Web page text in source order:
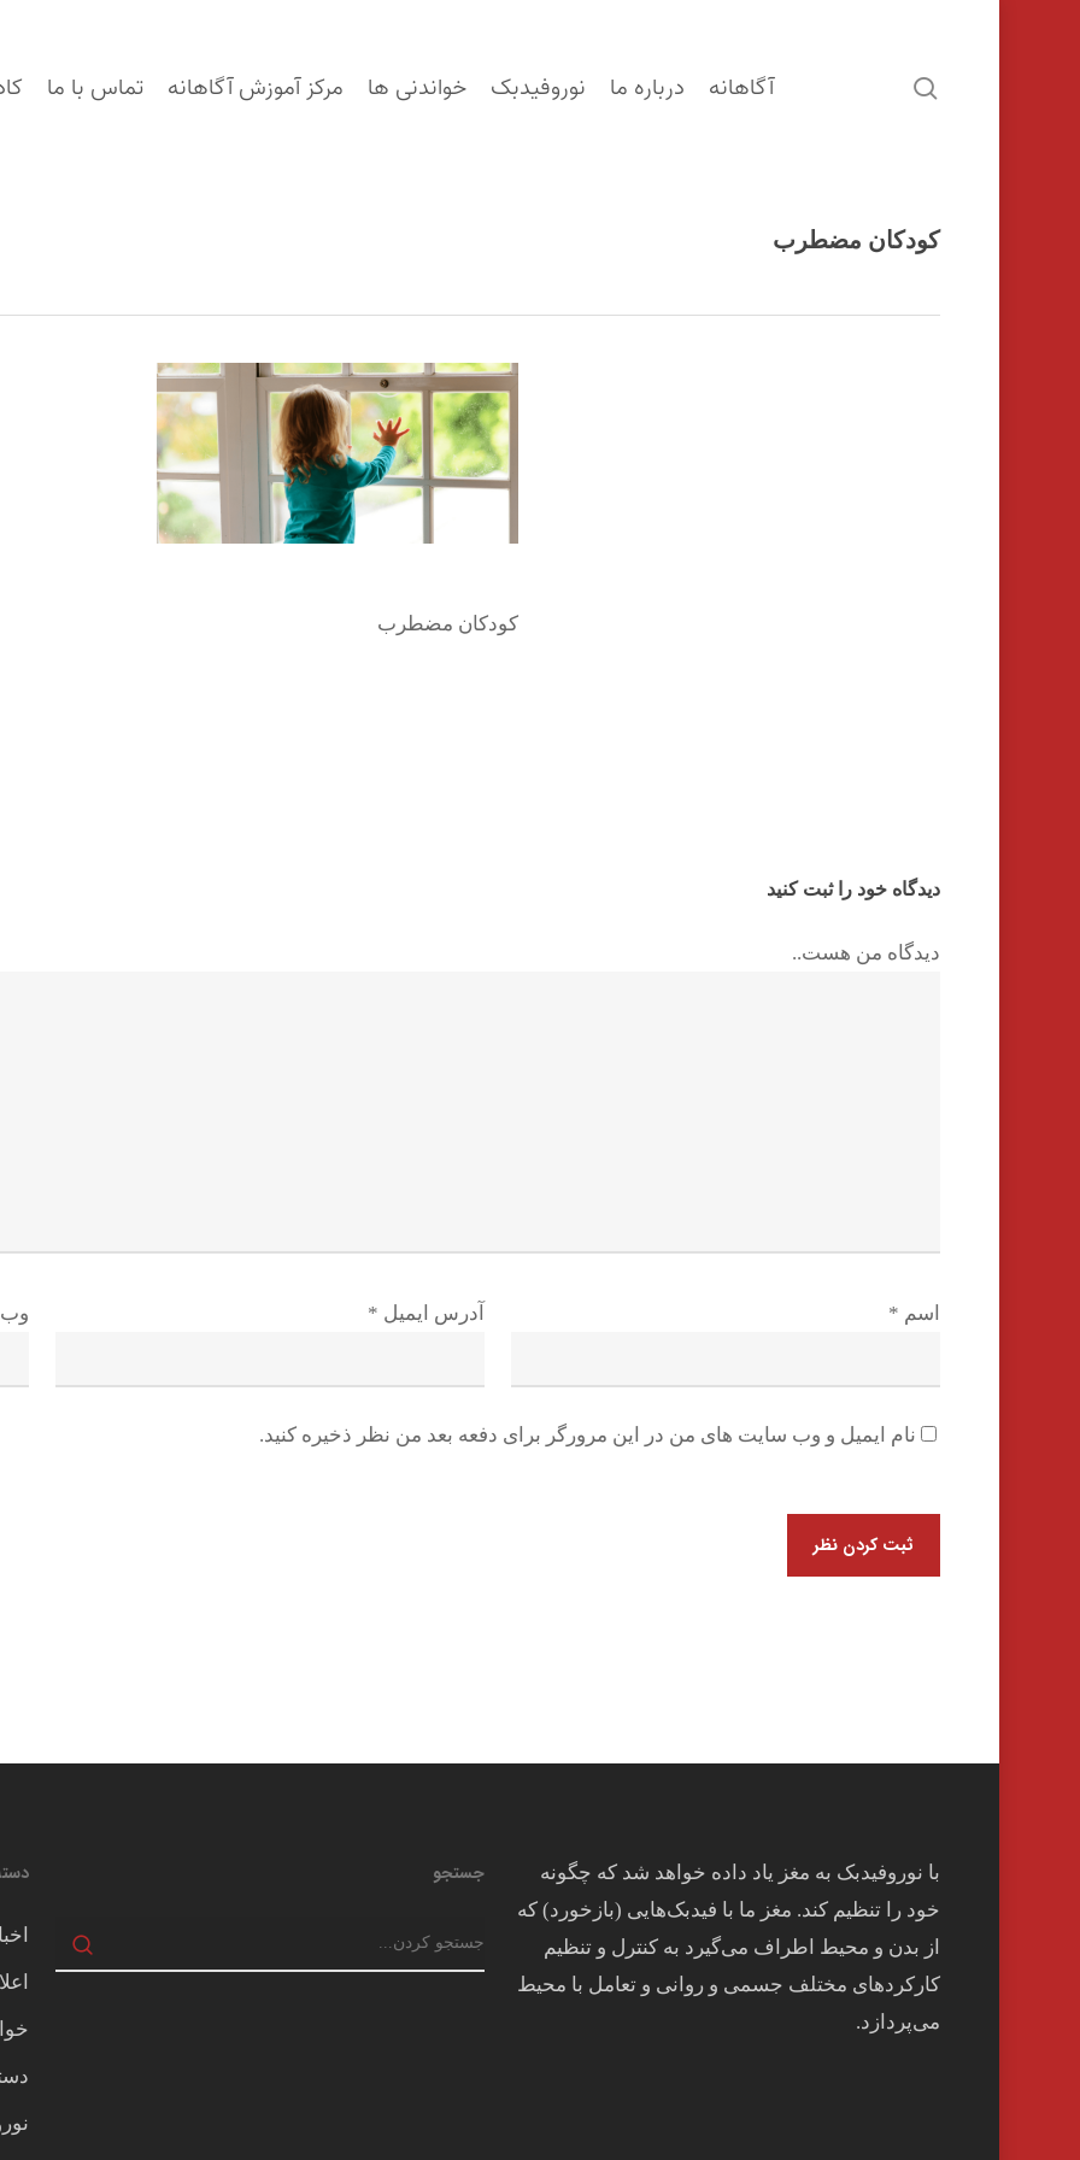
آگاهانه درباره ما نوروفیدبک خواندنی ها مرکز آموزش آگاهانه تماس با ما search
کودکان مضطرب
کودکان مضطرب
دیدگاه خود را ثبت کنید
دیدگاه من هست..
اسم * آدرس ایمیل *
نام ایمیل و وب سایت های من در این مرورگر برای دفعه بعد من نظر ذخیره کنید.
جستجو
با نوروفیدبک به مغز ياد داده خواهد شد كه چگونه
خود را تنظيم كند. مغز ما با فيدبک‌هايی (بازخورد) که
از بدن و محيط اطراف می‌گيرد به کنترل و تنظيم
کارکردهای مختلف جسمی و روانی و تعامل با محيط
می‌پردازد.